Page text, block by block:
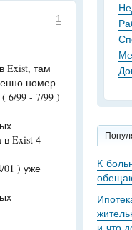
1
Exist, там
номер
6/99 - 7/99 )
в Exist 4
01 ) уже
К